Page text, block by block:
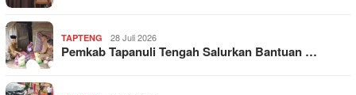
TAPTENG 28 Juli 2026
Pemkab Tapanuli Tengah Salurkan Bantuan …